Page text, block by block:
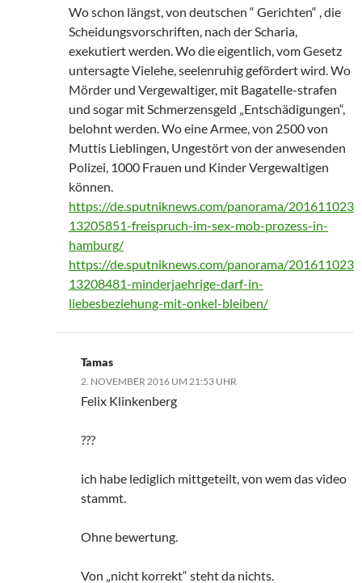
Wo schon längst, von deutschen “ Gerichten“ , die
Scheidungsvorschriften, nach der Scharia,
exekutiert werden. Wo die eigentlich, vom Gesetz
untersagte Vielehe, seelenruhig gefördert wird. Wo
Mörder und Vergewaltiger, mit Bagatelle-strafen
und sogar mit Schmerzensgeld „Entschädigungen“,
belohnt werden. Wo eine Armee, von 2500 von
Muttis Lieblingen, Ungestört von der anwesenden
Polizei, 1000 Frauen und Kinder Vergewaltigen
können.
https://de.sputniknews.com/panorama/201611023
13205851-freispruch-im-sex-mob-prozess-in-
hamburg/
https://de.sputniknews.com/panorama/201611023
13208481-minderjaehrige-darf-in-
liebesbeziehung-mit-onkel-bleiben/
Tamas
2. NOVEMBER 2016 UM 21:53 UHR
Felix Klinkenberg
???
ich habe lediglich mittgeteilt, von wem das video
stammt.
Ohne bewertung.
Von „nicht korrekt“ steht da nichts.